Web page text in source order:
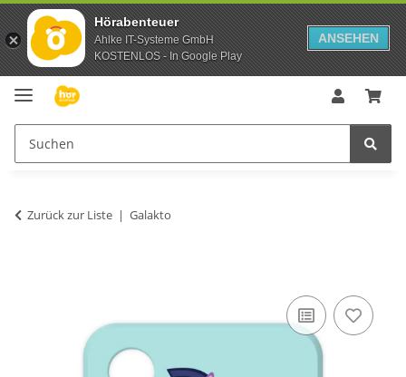
Hörabenteuer
Ahlke IT-Systeme GmbH
KOSTENLOS - In Google Play
ANSEHEN
Zurück zur Liste Galakto